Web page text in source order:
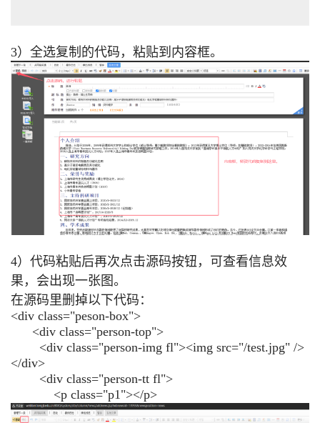
3）全选复制的代码，粘贴到内容框。
4）代码粘贴后再次点击源码按钮，可查看信息效
果，会出现一张图。
在源码里删掉以下代码：
<div class="peson-box">
<div class="person-top">
<div class="person-img fl"><img src="/test.jpg" />
</div>
<div class="person-tt fl">
<p class="p1"></p>